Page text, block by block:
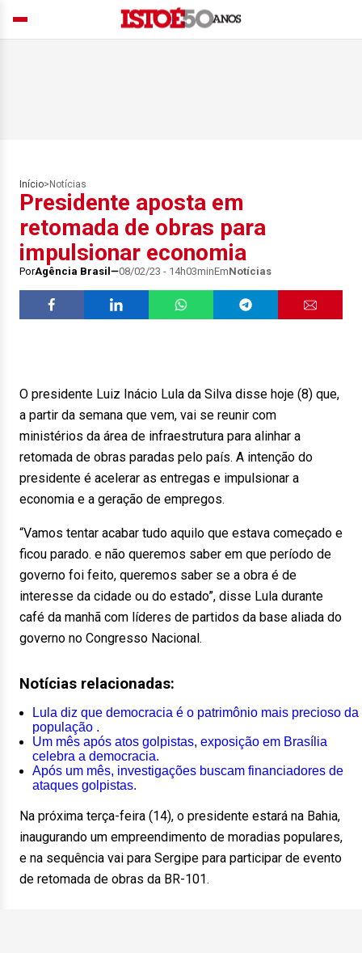
Início> Notícias
Presidente aposta em
retomada de obras para
impulsionar economia
PorAgência Brasil 08/02/23 - 14h03minEmNotícias
O presidente Luiz Inácio Lula da Silva disse hoje (8) que,
a partir da semana que vem, vai se reunir com
ministérios da área de infraestrutura para alinhar a
retomada de obras paradas pelo país. A intenção do
presidente é acelerar as entregas e impulsionar a
economia e a geração de empregos.
“Vamos tentar acabar tudo aquilo que estava começado e
ficou parado. e não queremos saber em que período de
governo foi feito, queremos saber se a obra é de
interesse da cidade ou do estado”, disse Lula durante
café da manhã com líderes de partidos da base aliada do
governo no Congresso Nacional.
Notícias relacionadas:
Lula diz que democracia é o patrimônio mais precioso da
população .
Um mês após atos golpistas, exposição em Brasília
celebra a democracia.
Após um mês, investigações buscam financiadores de
ataques golpistas.
Na próxima terça-feira (14), o presidente estará na Bahia,
inaugurando um empreendimento de moradias populares,
e na sequência vai para Sergipe para participar de evento
de retomada de obras da BR-101.